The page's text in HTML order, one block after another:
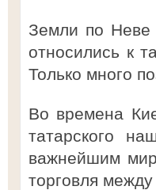
Земли по Неве
относились к
Только много
Во времена
татарского
важнейшим
торговля